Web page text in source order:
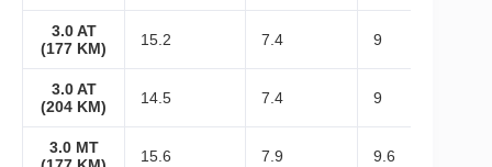
3.0 AT
(177 KM)
15.2 7.4 9
3.0 AT
(204 KM)
14.5 7.4 9
3.0 MT
15.6 7.9 9.6